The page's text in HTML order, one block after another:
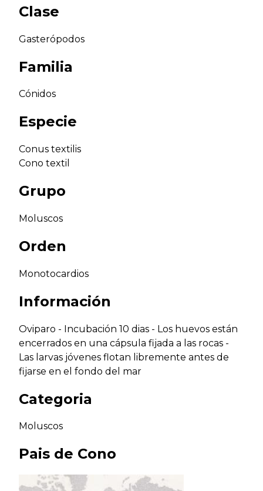
Clase
Gasterópodos
Familia
Cónidos
Especie
Conus textilis
Cono textil
Grupo
Moluscos
Orden
Monotocardios
Información
Oviparo - Incubación 10 dias - Los huevos están
encerrados en una cápsula fijada a las rocas -
Las larvas jóvenes flotan libremente antes de
fijarse en el fondo del mar
Categoria
Moluscos
Pais de Cono